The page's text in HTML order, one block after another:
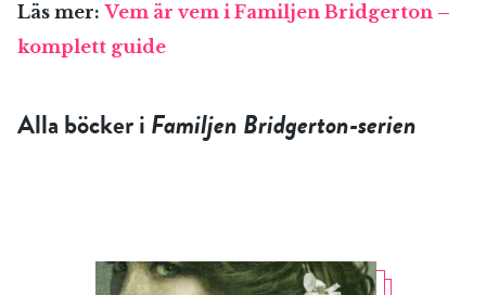
Läs mer: Vem är vem i Familjen Bridgerton –
komplett guide
Alla böcker iFamiljen Bridgerton-serien